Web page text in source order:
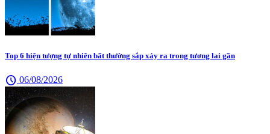
Top 6 hiện tượng tự nhiên bất thường sắp xảy ra trong tương lai gần
schedule 06/08/2026